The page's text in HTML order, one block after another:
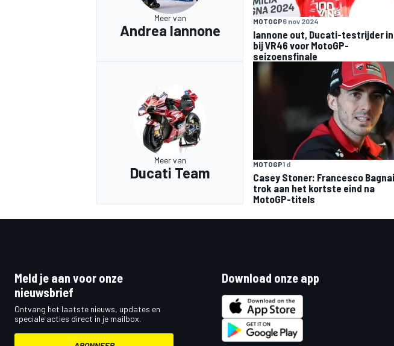
Meer van
Andrea Iannone
MOTOGP6 nov 2024
Iannone out, Ducati-testrijder in
bij VR46 voor MotoGP-
seizoensfinale
Meer van
Ducati Team
MOTOGP1 d
Casey Stoner: Francesco
trok aan het kortste eind na
MotoGP-titels
Meld je aan voor onze
nieuwsbrief
Ontvang het laatste nieuws, updates en
speciale acties direct in je mailbox.
Download onze app